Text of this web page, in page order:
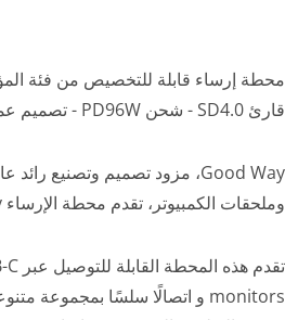
قارئ SD4.0 - شحن PD96W - تصميم عمودي
وملحقات الكمبيوتر، تقدم محطة الإرساء DUD3520 USB-C Dual 4K Display.